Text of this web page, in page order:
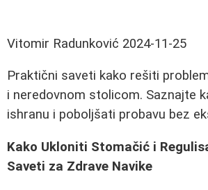
Vitomir Radunković 2024-11-25
Praktični saveti kako rešiti
i neredovnom stolicom. Saznajte
ishranu i poboljšati probavu bez
Kako Ukloniti Stomačić i
Saveti za Zdrave Navike